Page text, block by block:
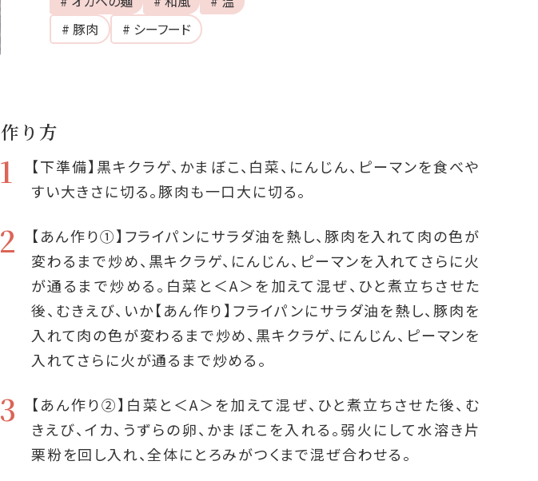
# 豚肉
# シーフード
作り方
1
【下準備】黒キクラゲ、かまぼこ、白菜、にんじん、ピーマンを食べや
すい大きさに切る。豚肉も一口大に切る。
2
【あん作り①】フライパンにサラダ油を熱し、豚肉を入れて肉の色が
変わるまで炒め、黒キクラゲ、にんじん、ピーマンを入れてさらに火
が通るまで炒める。白菜と＜A＞を加えて混ぜ、ひと煮立ちさせた
後、むきえび、いか【あん作り】フライパンにサラダ油を熱し、豚肉を
入れて肉の色が変わるまで炒め、黒キクラゲ、にんじん、ピーマンを
入れてさらに火が通るまで炒める。
3
【あん作り②】白菜と＜A＞を加えて混ぜ、ひと煮立ちさせた後、む
きえび、イカ、うずらの卵、かまぼこを入れる。弱火にして水溶き片
栗粉を回し入れ、全体にとろみがつくまで混ぜ合わせる。